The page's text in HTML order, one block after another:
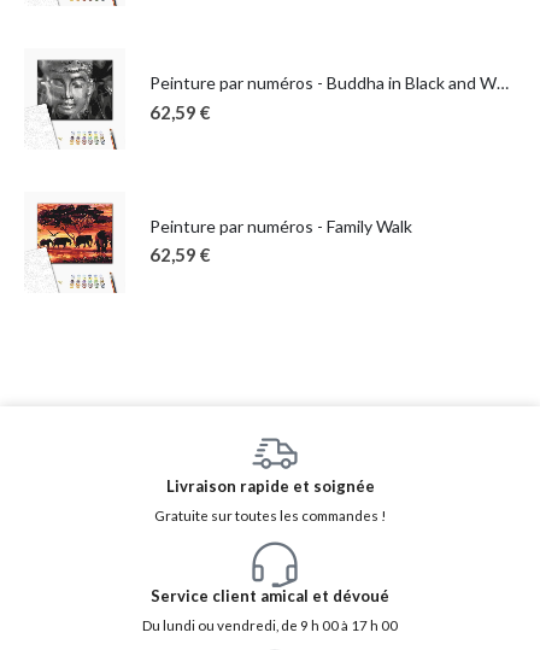
Peinture par numéros - Buddha in Black and White
62,59 €
Peinture par numéros - Family Walk
62,59 €
Livraison rapide et soignée
Gratuite sur toutes les commandes !
Service client amical et dévoué
Du lundi ou vendredi, de 9 h 00 à 17 h 00